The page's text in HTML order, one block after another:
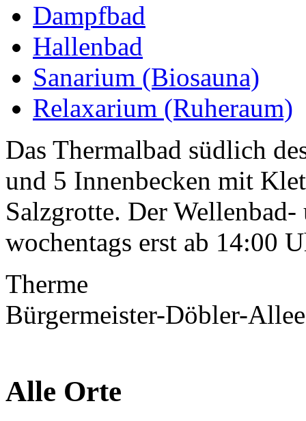
Dampfbad
Hallenbad
Sanarium (Biosauna)
Relaxarium (Ruheraum)
Das Thermalbad südlich
und 5 Innenbecken mit
Salzgrotte. Der
wochentags erst ab 14:00
Therme
Bürgermeister-Döbler-
Alle Orte